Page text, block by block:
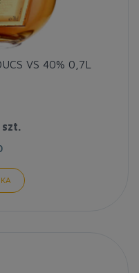
VS 40% 0,7L